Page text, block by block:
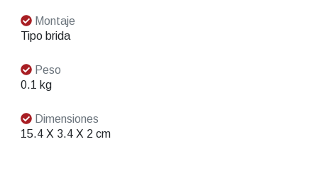
Montaje
Tipo brida
Peso
0.1 kg
Dimensiones
15.4 X 3.4 X 2 cm